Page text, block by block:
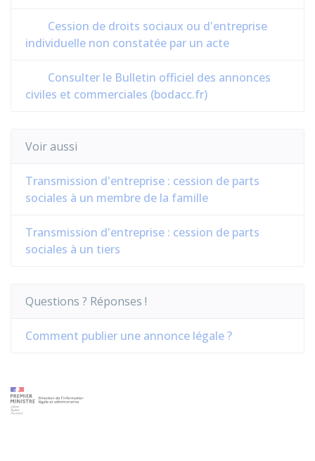
Cession de droits sociaux ou d'entreprise
individuelle non constatée par un acte
Consulter le Bulletin officiel des annonces
civiles et commerciales (bodacc.fr)
Voir aussi
Transmission d'entreprise : cession de parts
sociales à un membre de la famille
Transmission d'entreprise : cession de parts
sociales à un tiers
Questions ? Réponses !
Comment publier une annonce légale ?